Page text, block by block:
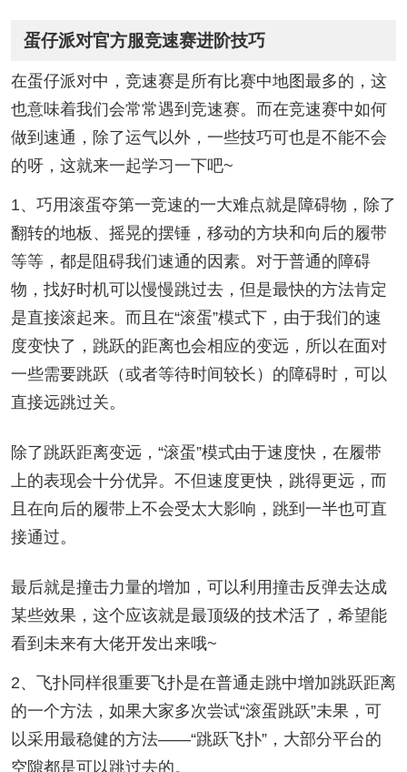
蛋仔派对官方服竞速赛进阶技巧
在蛋仔派对中，竞速赛是所有比赛中地图最多的，这
也意味着我们会常常遇到竞速赛。而在竞速赛中如何
做到速通，除了运气以外，一些技巧可也是不能不会
的呀，这就来一起学习一下吧~
1、巧用滚蛋夺第一竞速的一大难点就是障碍物，除了
翻转的地板、摇晃的摆锤，移动的方块和向后的履带
等等，都是阻碍我们速通的因素。对于普通的障碍
物，找好时机可以慢慢跳过去，但是最快的方法肯定
是直接滚起来。而且在“滚蛋”模式下，由于我们的速
度变快了，跳跃的距离也会相应的变远，所以在面对
一些需要跳跃（或者等待时间较长）的障碍时，可以
直接远跳过关。
除了跳跃距离变远，“滚蛋”模式由于速度快，在履带
上的表现会十分优异。不但速度更快，跳得更远，而
且在向后的履带上不会受太大影响，跳到一半也可直
接通过。
最后就是撞击力量的增加，可以利用撞击反弹去达成
某些效果，这个应该就是最顶级的技术活了，希望能
看到未来有大佬开发出来哦~
2、飞扑同样很重要飞扑是在普通走跳中增加跳跃距离
的一个方法，如果大家多次尝试“滚蛋跳跃”未果，可
以采用最稳健的方法——“跳跃飞扑”，大部分平台的
空隙都是可以跳过去的。